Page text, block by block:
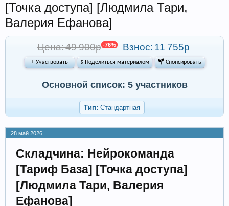
[Точка доступа] [Людмила Тари,
Валерия Ефанова]
Цена: 49 900р -76% Взнос: 11 755р
+ Участвовать $ Поделиться материалом  Спонсировать
Основной список: 5 участников
Тип: Стандартная
28 май 2026
Складчина: Нейрокоманда
[Тариф База] [Точка доступа]
[Людмила Тари, Валерия
Ефанова]